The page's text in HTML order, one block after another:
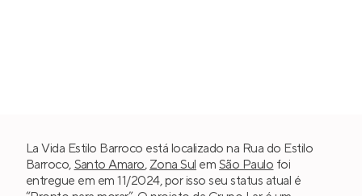
La Vida Estilo Barroco está localizado na Rua do Estilo
Barroco, Santo Amaro, Zona Sul em São Paulo foi
entregue em em 11/2024, por isso seu status atual é